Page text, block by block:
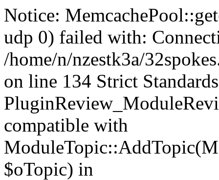
Notice:
udp 0) failed with:
/home/n/nzestk3a/
on line 134 Strict
compatible with
$oTopic) in